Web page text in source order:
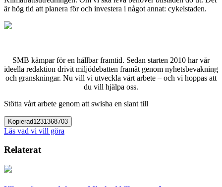
är hög tid att planera för och investera i något annat: cykelstaden.
SMB kämpar för en hållbar framtid. Sedan starten 2010 har vår
ideella redaktion drivit miljödebatten framåt genom nyhetsbevakning
och granskningar. Nu vill vi utveckla vårt arbete – och vi hoppas att
du vill hjälpa oss.
Stötta vårt arbete genom att swisha en slant till
Kopierad1231368703
Läs vad vi vill göra
Relaterat